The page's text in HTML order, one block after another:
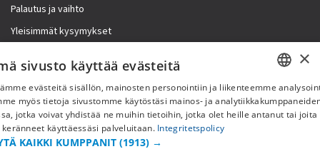
Palautus ja vaihto
Yleisimmät kysymykset
Lisää meistä
Yritystiedot
FI
×
sivusto käyttää evästeitä
evästeitä sisällön, mainosten personointiin ja liikenteemme
myös tietoja sivustomme käytöstäsi mainos- ja
jotka voivat yhdistää ne muihin tietoihin, jotka olet heille antanut tai joita
keränneet käyttäessäsi palveluitaan. Integritetspolicy
KAIKKI KUMPPANIT (1913) →